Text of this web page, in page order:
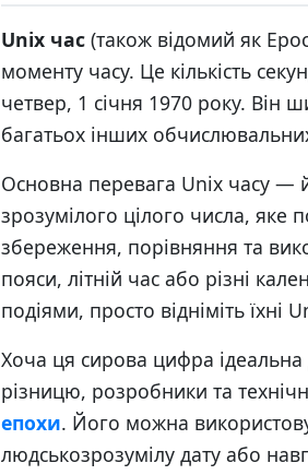
Unix час(також відомий як
моменту часу. Це кількість
четвер, 1 січня 1970 року. Він
багатьох інших
Основна перевага Unix часу —
зрозумілого цілого числа, яке
збереження, порівняння та
пояси, літній час або різні
подіями, просто відніміть їхні
Хоча ця сирова цифра
різницю, розробники та
епохи. Його можна
людськозрозумілу дату або